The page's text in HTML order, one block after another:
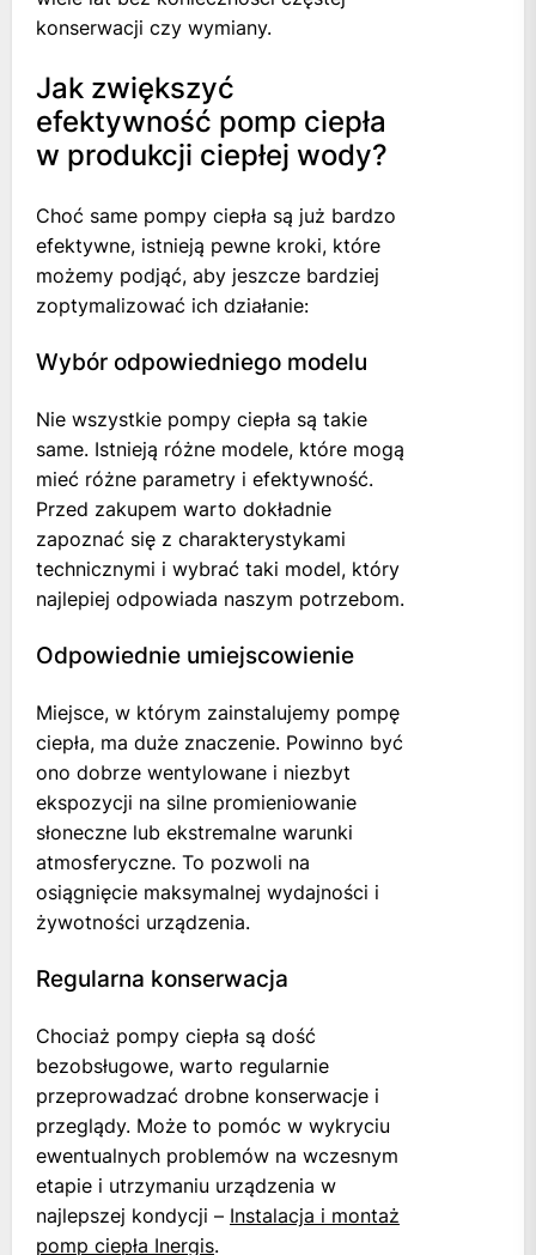
konserwacji czy wymiany.
Jak zwiększyć
efektywność pomp ciepła
w produkcji ciepłej wody?
Choć same pompy ciepła są już bardzo
efektywne, istnieją pewne kroki, które
możemy podjąć, aby jeszcze bardziej
zoptymalizować ich działanie:
Wybór odpowiedniego modelu
Nie wszystkie pompy ciepła są takie
same. Istnieją różne modele, które mogą
mieć różne parametry i efektywność.
Przed zakupem warto dokładnie
zapoznać się z charakterystykami
technicznymi i wybrać taki model, który
najlepiej odpowiada naszym potrzebom.
Odpowiednie umiejscowienie
Miejsce, w którym zainstalujemy pompę
ciepła, ma duże znaczenie. Powinno być
ono dobrze wentylowane i niezbyt
ekspozycji na silne promieniowanie
słoneczne lub ekstremalne warunki
atmosferyczne. To pozwoli na
osiągnięcie maksymalnej wydajności i
żywotności urządzenia.
Regularna konserwacja
Chociaż pompy ciepła są dość
bezobsługowe, warto regularnie
przeprowadzać drobne konserwacje i
przeglądy. Może to pomóc w wykryciu
ewentualnych problemów na wczesnym
etapie i utrzymaniu urządzenia w
najlepszej kondycji – Instalacja i montaż
pomp ciepła Inergis.